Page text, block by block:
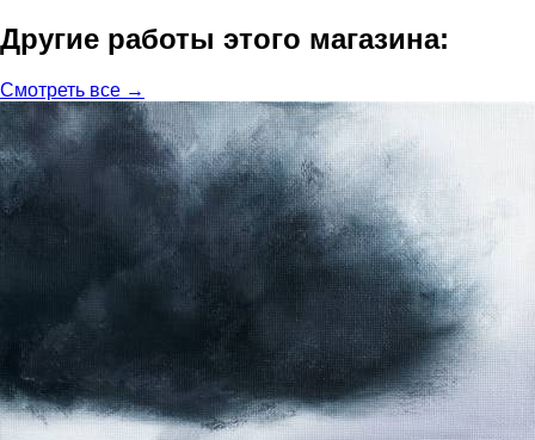
Другие работы этого магазина:
Смотреть все →